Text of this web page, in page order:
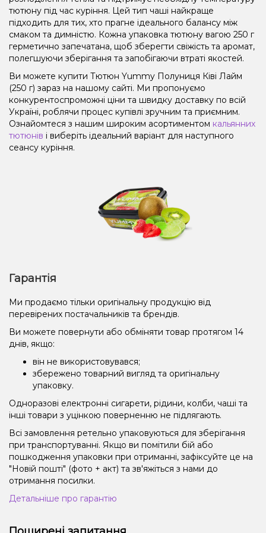
тютюну під час куріння. Цей тип чаші найкраще
підходить для тих, хто прагне ідеального балансу між
смаком та димністю. Кожна упаковка тютюну вагою 250 г
герметично запечатана, щоб зберегти свіжість та аромат,
полегшуючи зберігання та запобігаючи втраті якостей.
Ви можете купити Тютюн Yummy Полуниця Ківі Лайм
(250 г) зараз на нашому сайті. Ми пропонуємо
конкурентоспроможні ціни та швидку доставку по всій
Україні, роблячи процес купівлі зручним та приємним.
Ознайомтеся з нашим широким асортиментом кальянних
тютюнів і виберіть ідеальний варіант для наступного
сеансу куріння.
Гарантія
Ми продаємо тільки оригінальну продукцію від
перевірених постачальників та брендів.
Ви можете повернути або обміняти товар протягом 14
днів, якщо:
він не використовувався;
збережено товарний вигляд та оригінальну
упаковку.
Одноразові електронні сигарети, рідини, колби, чаші та
інші товари з уцінкою поверненню не підлягають.
Всі замовлення ретельно упаковуються для зберігання
при транспортуванні. Якщо ви помітили бій або
пошкодження упаковки при отриманні, зафіксуйте це на
"Новій пошті" (фото + акт) та зв'яжіться з нами до
отримання посилки.
Детальніше про гарантію